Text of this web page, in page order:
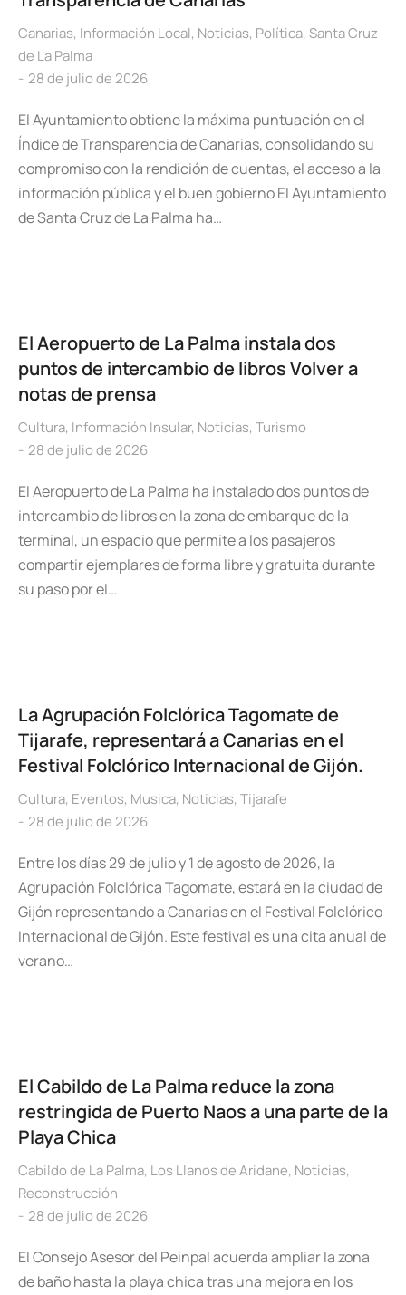
Canarias, Información Local, Noticias, Política, Santa Cruz
de La Palma
28 de julio de 2026
El Ayuntamiento obtiene la máxima puntuación en el
Índice de Transparencia de Canarias, consolidando su
compromiso con la rendición de cuentas, el acceso a la
información pública y el buen gobierno El Ayuntamiento
de Santa Cruz de La Palma ha…
El Aeropuerto de La Palma instala dos
puntos de intercambio de libros Volver a
notas de prensa
Cultura, Información Insular, Noticias, Turismo
28 de julio de 2026
El Aeropuerto de La Palma ha instalado dos puntos de
intercambio de libros en la zona de embarque de la
terminal, un espacio que permite a los pasajeros
compartir ejemplares de forma libre y gratuita durante
su paso por el…
La Agrupación Folclórica Tagomate de
Tijarafe, representará a Canarias en el
Festival Folclórico Internacional de Gijón.
Cultura, Eventos, Musica, Noticias, Tijarafe
28 de julio de 2026
Entre los días 29 de julio y 1 de agosto de 2026, la
Agrupación Folclórica Tagomate, estará en la ciudad de
Gijón representando a Canarias en el Festival Folclórico
Internacional de Gijón. Este festival es una cita anual de
verano…
El Cabildo de La Palma reduce la zona
restringida de Puerto Naos a una parte de la
Playa Chica
Cabildo de La Palma, Los Llanos de Aridane, Noticias,
Reconstrucción
28 de julio de 2026
El Consejo Asesor del Peinpal acuerda ampliar la zona
de baño hasta la playa chica tras una mejora en los